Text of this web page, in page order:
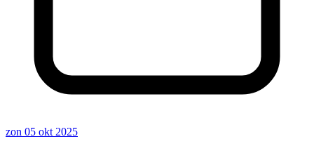
zon 05 okt 2025